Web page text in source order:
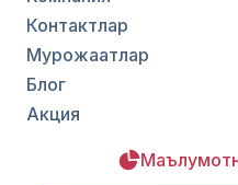
Контактлар
Мурожаатлар
Блог
Акция